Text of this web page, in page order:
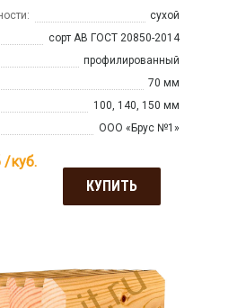
сухой
сорт АВ ГОСТ 20850-2014
профилированный
70 мм
100, 140, 150 мм
ООО «Брус №1»
/куб.
КУПИТЬ